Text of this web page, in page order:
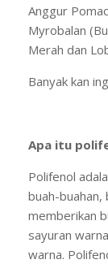
Anggur
Myrobalan
Merah dan
Banyak kan
Apa itu
Polifenol
buah-buahan,
memberikan
sayuran
warna.